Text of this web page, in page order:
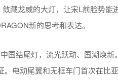
藏龙威的大灯，让宋L前脸势能
新的思考和表达。
国结尾灯，流光跃动、国潮焕新
。电动尾翼和无框车门首次在比